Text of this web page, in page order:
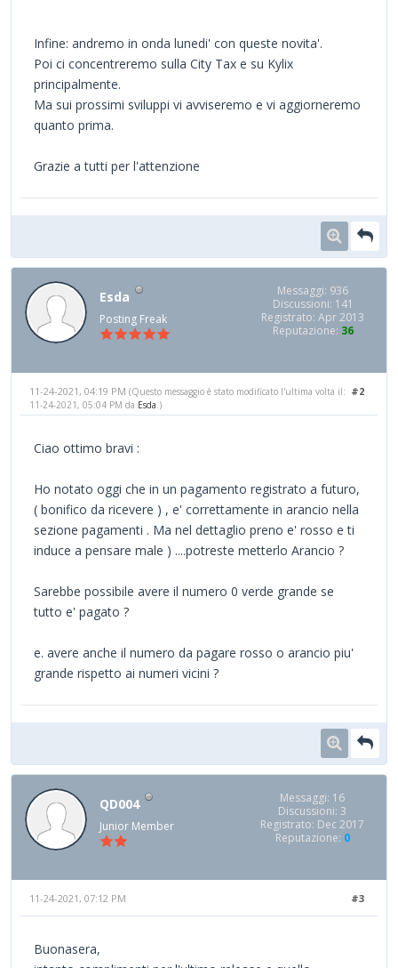
Infine: andremo in onda lunedi' con queste novita'.
Poi ci concentreremo sulla City Tax e su Kylix
principalmente.
Ma sui prossimi sviluppi vi avviseremo e vi aggiorneremo
quanto prima.
Grazie a tutti per l'attenzione
Esda
Posting Freak
Messaggi: 936
Discussioni: 141
Registrato: Apr 2013
Reputazione: 36
#2
11-24-2021, 04:19 PM (Questo messaggio è stato modificato l'ultima volta il:
11-24-2021, 05:04 PM da Esda.)
Ciao ottimo bravi :
Ho notato oggi che in un pagamento registrato a futuro,
( bonifico da ricevere ) , e' correttamente in arancio nella
sezione pagamenti . Ma nel dettaglio preno e' rosso e ti
induce a pensare male ) ....potreste metterlo Arancio ?
Sarebbe possibile avere il numero 0 verde grande se
tutto e' pagato ?
e. avere anche il numero da pagare rosso o arancio piu'
grande rispetto ai numeri vicini ?
QD004
Junior Member
Messaggi: 16
Discussioni: 3
Registrato: Dec 2017
Reputazione: 0
#3
11-24-2021, 07:12 PM
Buonasera,